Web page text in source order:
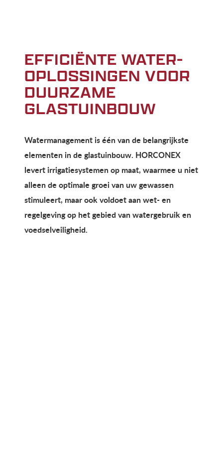
EFFICIËNTE WATER­
OPLOSSINGEN VOOR
DUURZAME
GLASTUINBOUW
Watermanagement is één van de belangrijkste
elementen in de glastuinbouw. HORCONEX
levert irrigatiesystemen op maat, waarmee u niet
alleen de optimale groei van uw gewassen
stimuleert, maar ook voldoet aan wet- en
regelgeving op het gebied van watergebruik en
voedselveiligheid.